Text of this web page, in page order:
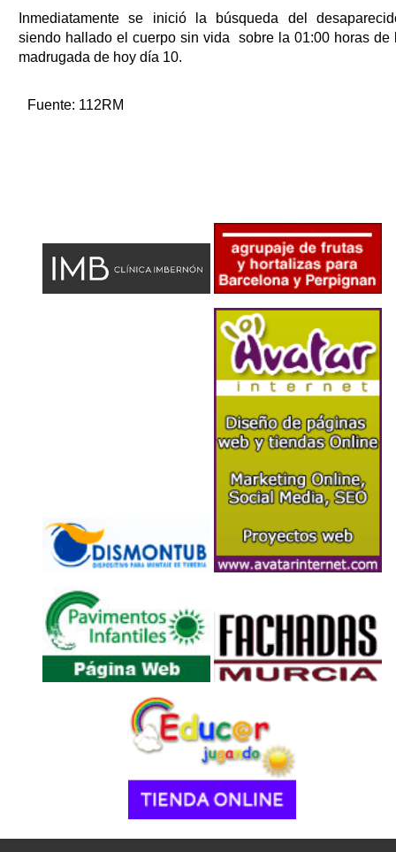
Inmediatamente se inició la búsqueda del
siendo hallado el cuerpo sin vida sobre la 01:00 horas de
madrugada de hoy día 10.
Fuente: 112RM